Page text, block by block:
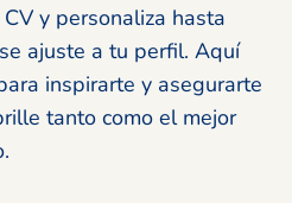
y personaliza hasta
ajuste a tu perfil. Aquí
inspirarte y asegurarte
tanto como el mejor